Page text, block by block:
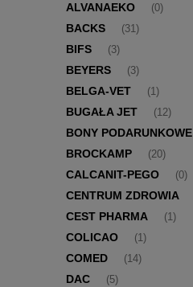
ALVANAEKO (0)
BACKS (31)
BIFS (3)
BEYERS (3)
BELGA-VET (1)
BUGAŁA JET (12)
BONY PODARUNKOWE
BROCKAMP (20)
CALCANIT-PEGO (0)
CENTRUM ZDROWIA
CEST PHARMA (1)
COLICAO (1)
COMED (14)
DAC (5)